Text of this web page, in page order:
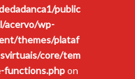
public
acervo/wp-
themes/plataf
core/tem
functions.phpon